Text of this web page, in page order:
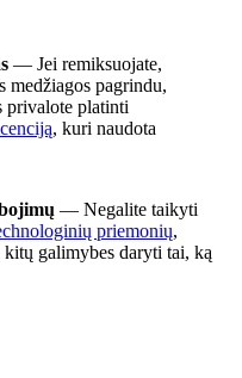
— Jei remiksuojate,
medžiagos pagrindu,
privalote platinti
, kuri naudota
— Negalite taikyti
priemonių,
galimybes daryti tai, ką